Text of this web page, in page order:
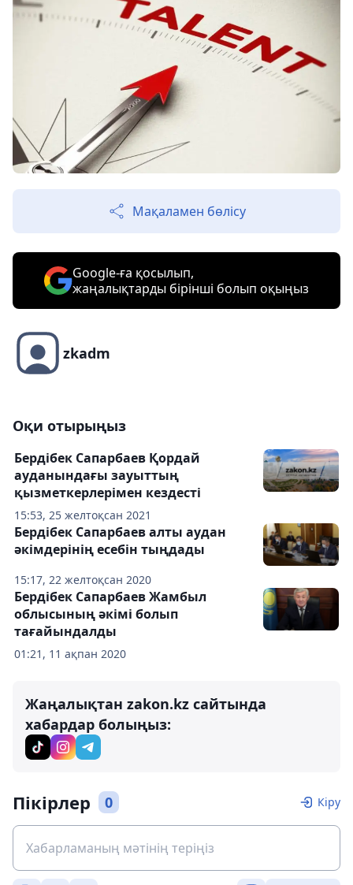
Мақаламен бөлісу
Google-ға қосылып,
жаңалықтарды бірінші болып оқыңыз
zkadm
Оқи отырыңыз
15:53, 25 желтоқсан 2021
Бердібек Сапарбаев Қордай
ауданындағы зауыттың
қызметкерлерімен кездесті
15:17, 22 желтоқсан 2020
Бердібек Сапарбаев алты аудан
әкімдерінің есебін тыңдады
01:21, 11 ақпан 2020
Бердібек Сапарбаев Жамбыл
облысының әкімі болып
тағайындалды
Жаңалықтан zakon.kz сайтында
хабардар болыңыз:
Пікірлер 0 Кіру